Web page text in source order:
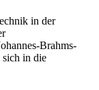
in der
Brahms-
sich in die